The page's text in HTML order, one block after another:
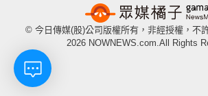
© 今日傳媒(股)公司版權所有，非經授權，不
2026 NOWNEWS.com.All Rights